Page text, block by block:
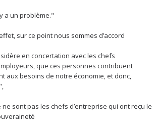
a un problème."
sur ce point nous sommes d’accord
en concertation avec les chefs
que ces personnes contribuent
aux besoins de notre économie, et donc,
ne sont pas les chefs d’entreprise qui ont reçu le